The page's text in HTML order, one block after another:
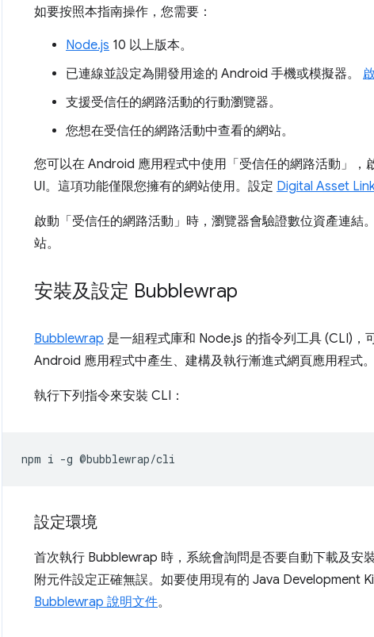
如要按照本指南操作，您需要：
Node.js 10 以上版本。
已連線並設定為開發用途的 Android 手機或模擬器。
支援受信任的網路活動的行動瀏覽器。
您想在受信任的網路活動中查看的網站。
您可以在 Android 應用程式中使用「受信任的網路活動」，
UI。這項功能僅限您擁有的網站使用。設定 Digital Asset
啟動「受信任的網路活動」時，瀏覽器會驗證數位資產連結
站。
安裝及設定 Bubblewrap
Bubblewrap 是一組程式庫和 Node.js 的指令列工具 (CLI)
Android 應用程式中產生、建構及執行漸進式網頁應用程式。
執行下列指令來安裝 CLI：
npm i -g
設定環境
首次執行 Bubblewrap 時，系統會詢問是否要自動下載及安
附元件設定正確無誤。如要使用現有的 Java Development
Bubblewrap 說明文件。